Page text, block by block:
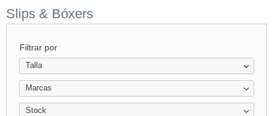
Slips & Bóxers
Filtrar por
Talla
Marcas
Stock